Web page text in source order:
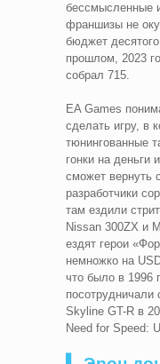
бессмысленные
франшизы не
бюджет
прошлом, 2023
собрал 715.
EA Games
сделать игру, в
тюнингованные
гонки на деньги
сможет вернуть
разработчики
там ездили
Nissan 300ZX и
ездят герои
немножко на
что было в 1996
Skyline GT-R в
Need for Speed: